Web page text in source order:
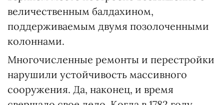
величественным балдахином,
поддерживаемым двумя позолоченными
колоннами.
Многочисленные ремонты и перестройки
нарушили устойчивость массивного
сооружения. Да, наконец, и время